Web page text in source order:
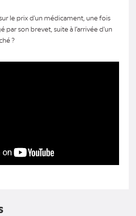
le prix d'un médicament, une fois
par son brevet, suite à l’arrivée d'un
?